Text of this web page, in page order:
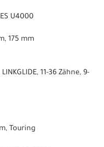
U4000
175 mm
11-36 Zähne, 9-
Touring